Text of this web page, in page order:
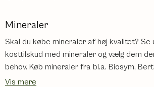
Mineraler
Skal du købe mineraler af høj kvalitet? Se
kosttilskud med mineraler og vælg dem
behov. Køb mineraler fra bl.a. Biosym,
Nani og Natur Drogeriet.
Vis mere